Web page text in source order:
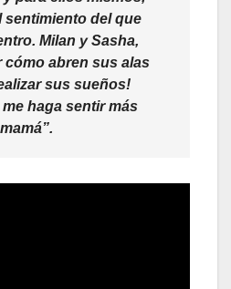
sentimiento del que
Milan y Sasha,
cómo abren sus alas
sus sueños!
haga sentir más